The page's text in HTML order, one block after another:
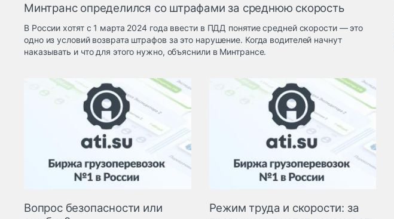
Минтранс определился со штрафами за среднюю скорость
В России хотят с 1 марта 2024 года ввести в ПДД понятие средней скорости — это
одно из условий возврата штрафов за это нарушение. Когда водителей начнут
наказывать и что для этого нужно, объяснили в Минтрансе.
Вопрос безопасности или
Режим труда и скорости: за